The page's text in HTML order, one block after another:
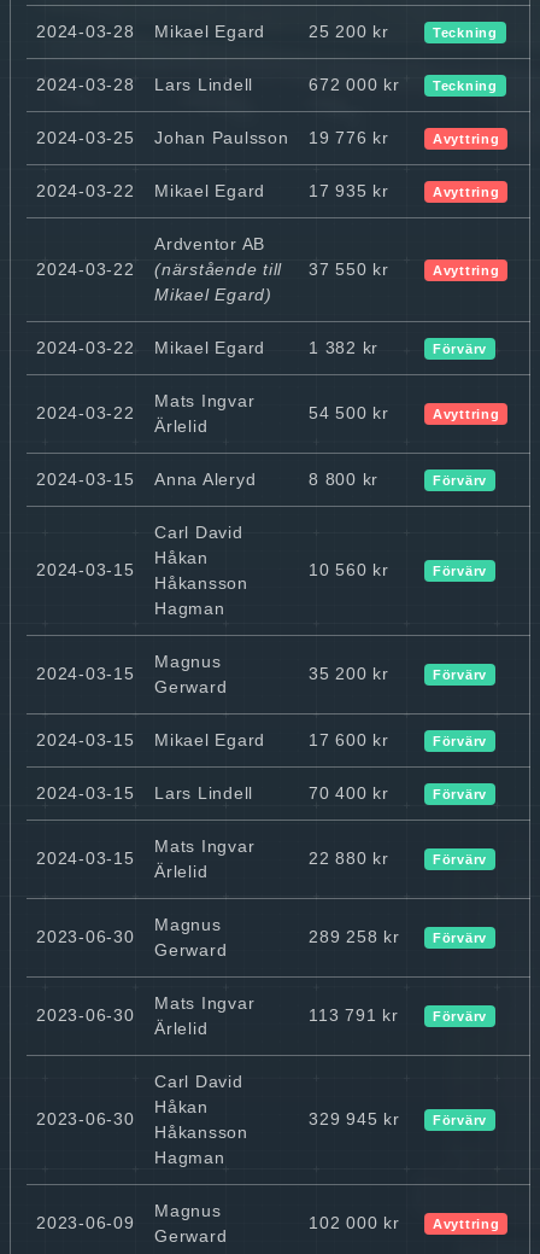
2024-03-28 Mikael Egard 25 200 kr Teckning
2024-03-28 Lars Lindell 672 000 kr Teckning
2024-03-25 Johan Paulsson 19 776 kr Avyttring
2024-03-22 Mikael Egard 17 935 kr Avyttring
2024-03-22
Ardventor AB
(närstående till
Mikael Egard)
37 550 kr Avyttring
2024-03-22 Mikael Egard 1 382 kr Förvärv
2024-03-22
Mats Ingvar
Ärlelid
54 500 kr Avyttring
2024-03-15 Anna Aleryd 8 800 kr Förvärv
2024-03-15
Carl David
Håkan
Håkansson
Hagman
10 560 kr Förvärv
2024-03-15
Magnus
Gerward
35 200 kr Förvärv
2024-03-15 Mikael Egard 17 600 kr Förvärv
2024-03-15 Lars Lindell 70 400 kr Förvärv
2024-03-15
Mats Ingvar
Ärlelid
22 880 kr Förvärv
2023-06-30
Magnus
Gerward
289 258 kr Förvärv
2023-06-30
Mats Ingvar
Ärlelid
113 791 kr Förvärv
2023-06-30
Carl David
Håkan
Håkansson
Hagman
329 945 kr Förvärv
2023-06-09
Magnus
Gerward
102 000 kr Avyttring